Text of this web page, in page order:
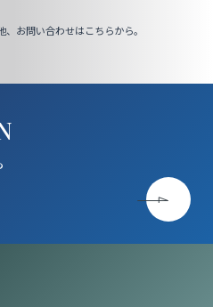
お問い合わせはこちらから。